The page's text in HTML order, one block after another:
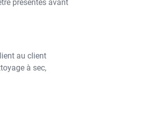
présentés avant
au client
à sec,